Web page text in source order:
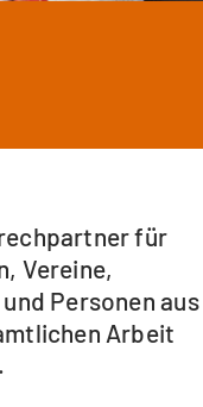
für
Vereine,
Personen aus
Arbeit